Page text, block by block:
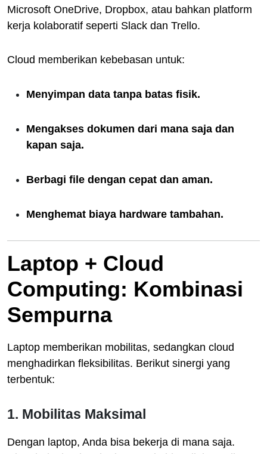
Microsoft OneDrive, Dropbox, atau bahkan platform
kerja kolaboratif seperti Slack dan Trello.
Cloud memberikan kebebasan untuk:
Menyimpan data tanpa batas fisik.
Mengakses dokumen dari mana saja dan
kapan saja.
Berbagi file dengan cepat dan aman.
Menghemat biaya hardware tambahan.
Laptop + Cloud
Computing: Kombinasi
Sempurna
Laptop memberikan mobilitas, sedangkan cloud
menghadirkan fleksibilitas. Berikut sinergi yang
terbentuk:
1. Mobilitas Maksimal
Dengan laptop, Anda bisa bekerja di mana saja.